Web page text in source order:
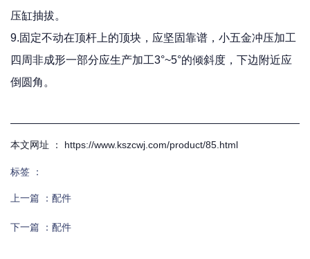
压缸抽拔。
9.固定不动在顶杆上的顶块，应坚固靠谱，小五金冲压加工
四周非成形一部分应生产加工3°~5°的倾斜度，下边附近应
倒圆角。
本文网址 ： https://www.kszcwj.com/product/85.html
标签 ：
上一篇 ： 配件
下一篇 ： 配件